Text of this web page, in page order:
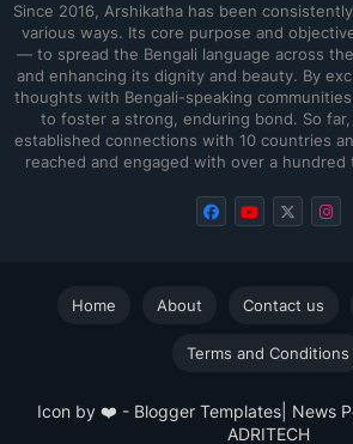
Since 2016, Arshikatha has been
various ways. Its core purpose and
— to spread the Bengali language across
and enhancing its dignity and beauty. By
thoughts with Bengali-speaking
to foster a strong, enduring bond. So far,
established connections with 10 countries
reached and engaged with over a hundred
Icon by ❤️ - Blogger Templates| News
ADRITECH
Home About Contact us
Terms and Conditions